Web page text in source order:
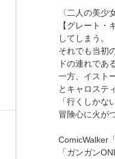
〈二人の美少
【グレート
してしまう。
それでも当初
ドの連れであ
一方、イスト
とキャロステ
「行くしか
冒険心に火が
ComicWalker
「ガンガン